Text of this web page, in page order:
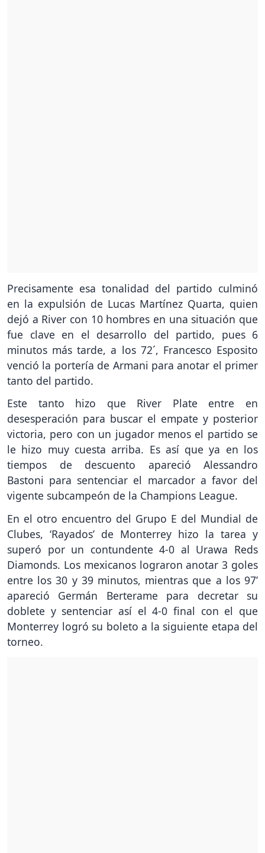
Precisamente esa tonalidad del partido culminó
en la expulsión de Lucas Martínez Quarta, quien
dejó a River con 10 hombres en una situación que
fue clave en el desarrollo del partido, pues 6
minutos más tarde, a los 72´, Francesco Esposito
venció la portería de Armani para anotar el primer
tanto del partido.
Este tanto hizo que River Plate entre en
desesperación para buscar el empate y posterior
victoria, pero con un jugador menos el partido se
le hizo muy cuesta arriba. Es así que ya en los
tiempos de descuento apareció Alessandro
Bastoni para sentenciar el marcador a favor del
vigente subcampeón de la Champions League.
En el otro encuentro del Grupo E del Mundial de
Clubes, ‘Rayados’ de Monterrey hizo la tarea y
superó por un contundente 4-0 al Urawa Reds
Diamonds. Los mexicanos lograron anotar 3 goles
entre los 30 y 39 minutos, mientras que a los 97’
apareció Germán Berterame para decretar su
doblete y sentenciar así el 4-0 final con el que
Monterrey logró su boleto a la siguiente etapa del
torneo.